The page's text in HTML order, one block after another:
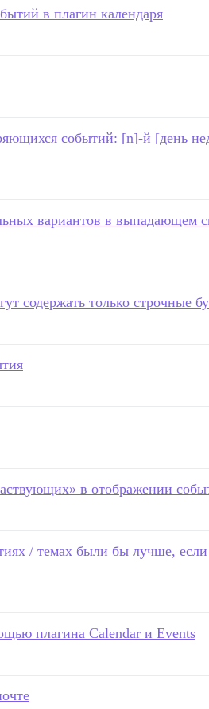
в плагин календаря
событий: [n]-й [день
вариантов в выпадающем
содержать только строчные
в отображении
/ темах были бы лучше,
плагина Calendar и Events